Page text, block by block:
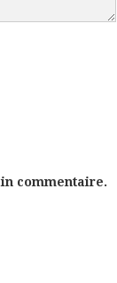
commentaire.